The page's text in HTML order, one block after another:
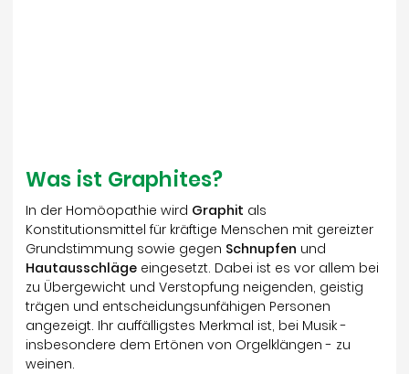
Was ist Graphites?
In der Homöopathie wird Graphit als
Konstitutionsmittel für kräftige Menschen mit gereizter
Grundstimmung sowie gegen Schnupfen und
Hautausschläge eingesetzt. Dabei ist es vor allem bei
zu Übergewicht und Verstopfung neigenden, geistig
trägen und entscheidungsunfähigen Personen
angezeigt. Ihr auffälligstes Merkmal ist, bei Musik -
insbesondere dem Ertönen von Orgelklängen - zu
weinen.